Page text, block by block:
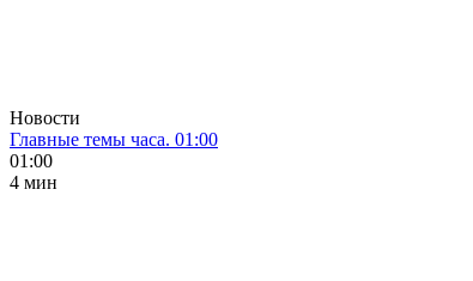
Новости
Главные темы часа. 01:00
01:00
4 мин